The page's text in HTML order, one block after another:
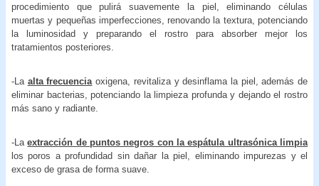
procedimiento que pulirá suavemente la piel, eliminando células
muertas y pequeñas imperfecciones, renovando la textura, potenciando
la luminosidad y preparando el rostro para absorber mejor los
tratamientos posteriores.
-La alta frecuencia oxigena, revitaliza y desinflama la piel, además de
eliminar bacterias, potenciando la limpieza profunda y dejando el rostro
más sano y radiante.
-Laextracción de puntos negros con la espátula ultrasónica limpia
los poros a profundidad sin dañar la piel, eliminando impurezas y el
exceso de grasa de forma suave.